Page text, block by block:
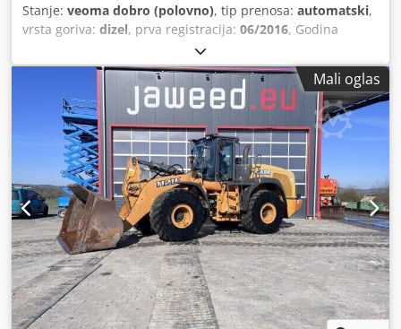
Stanje: veoma dobro (polovno), tip prenosa: automatski,
vrsta goriva: dizel, prva registracija: 06/2016, Godina
, radni sati:2.058 h
Dodatne opcije i pribor = - Zatvorena kabina - Radio/CD
plejer = Napomene = CASE 21F XT utovarivač iz 2016.
godine sa samo 2.058 radnih sati. Ovaj kompaktan i snažan
utovarivač je iz Nemačke i u odličnom je stanju, dobro
održavan. Mašina je odmah spremna za upotrebu i idealna
je za zemljane radove, poljoprivredu, reciklažu,
popločavanje i radove u dvorištu. Mašina je opremljena
hidrauličnim sistemom za brzu zamenu priključaka, kao i
dodatnom hidrauličnom funkcijom na prednjoj strani. To
omogućava laku upotrebu različitih priključaka. Udobna
kabina nudi odličan pregled i ugodan radni ambijent.
Tehnički podaci: • Proizvođač: CASE • Tip: 21F XT • Godina
proizvodnje: 2016 • Radni sati: 2.058 • Nemačka mašina •
Snaga motora: 43 kW • Hidraulični sistem za brzu zamenu
Mali oglas